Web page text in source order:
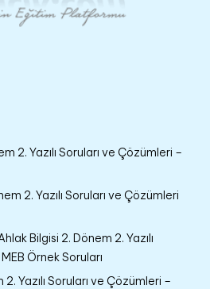
2. Yazılı Soruları ve Çözümleri –
2. Yazılı Soruları ve Çözümleri
Bilgisi 2. Dönem 2. Yazılı
Örnek Soruları
2. Yazılı Soruları ve Çözümleri –